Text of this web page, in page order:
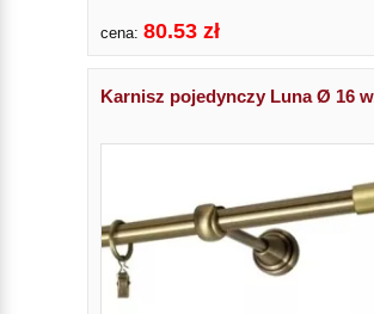
cena: 80.53 zł
Karnisz pojedynczy Luna Ø 16